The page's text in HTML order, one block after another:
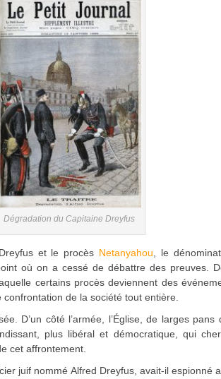
Dégradation du Capitaine Dreyfus
et le procès Netanyahou, le
où on a cessé de débattre des preuves.
certains procès deviennent des
de la société tout entière.
D’un côté l’armée, l’Église, de larges
plus libéral et démocratique, qui
cet affrontement.
juif nommé Alfred Dreyfus, avait-il espionné